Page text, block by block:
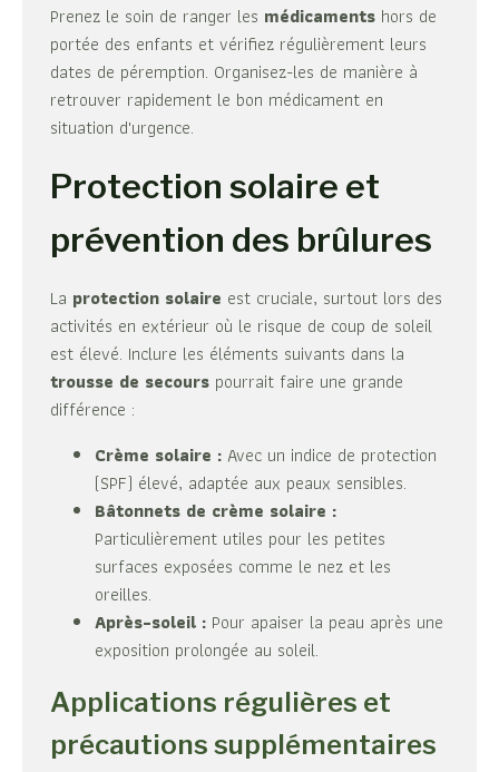
Prenez le soin de ranger les médicaments hors de
portée des enfants et vérifiez régulièrement leurs
dates de péremption. Organisez-les de manière à
retrouver rapidement le bon médicament en
situation d'urgence.
Protection solaire et
prévention des brûlures
La protection solaire est cruciale, surtout lors des
activités en extérieur où le risque de coup de soleil
est élevé. Inclure les éléments suivants dans la
trousse de secours pourrait faire une grande
différence :
Crème solaire : Avec un indice de protection
(SPF) élevé, adaptée aux peaux sensibles.
Bâtonnets de crème solaire :
Particulièrement utiles pour les petites
surfaces exposées comme le nez et les
oreilles.
Après-soleil : Pour apaiser la peau après une
exposition prolongée au soleil.
Applications régulières et
précautions supplémentaires